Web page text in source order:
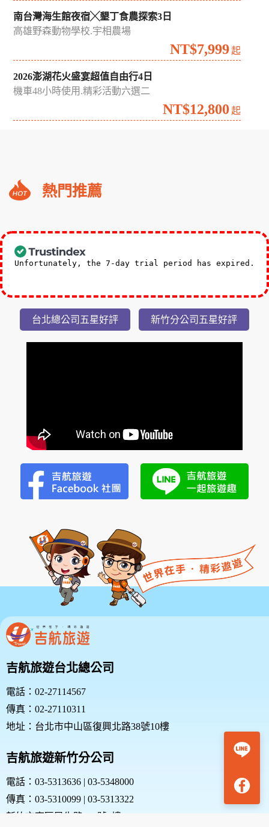
南台灣海生館夜宿╳墾丁食農探索3日
高雄野森動物學校.宇相農場
NT$7,999 起
2026澎湖花火盛宴超值自由行4日
機車48小時使用.精彩活動六選二
NT$12,800 起
熱門推薦
來
潭
NT$ 3,588
Unfortunately, the 7-day trial period has expired.
台北總公司五星好評 新竹分公司五星好評
吉航旅遊台北總公司
電話：02-27114567
傳真：02-27110311
地址：台北市中山區復興北路38號10樓
吉航旅遊新竹分公司
電話：03-5313636 | 03-5348000
傳真：03-5310099 | 03-5313322
新竹市東區民生路187號1樓